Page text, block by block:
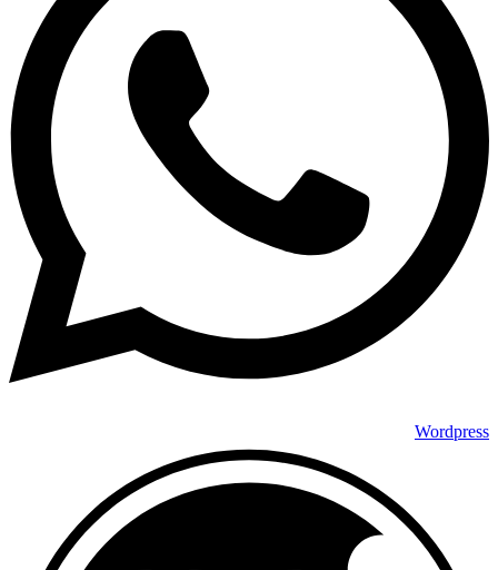
Wordpress